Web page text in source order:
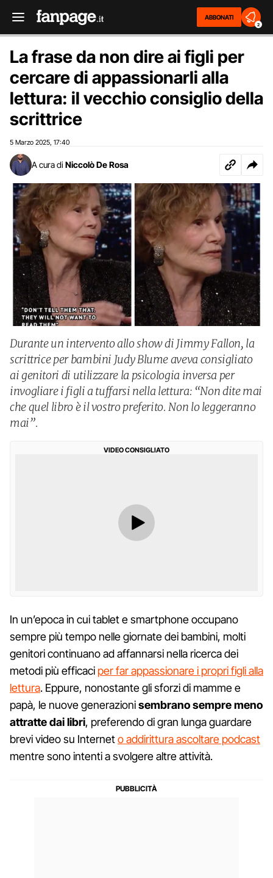
ABBONATI
2
La frase da non dire ai figli per
cercare di appassionarli alla
lettura: il vecchio consiglio della
scrittrice
5 Marzo 2025 17:40
A cura di Niccolò De Rosa
Durante un intervento allo show di Jimmy Fallon, la
scrittrice per bambini Judy Blume aveva consigliato
ai genitori di utilizzare la psicologia inversa per
invogliare i figli a tuffarsi nella lettura: “Non dite mai
che quel libro è il vostro preferito. Non lo leggeranno
mai”.
VIDEO CONSIGLIATO
In un’epoca in cui tablet e smartphone occupano
sempre più tempo nelle giornate dei bambini, molti
genitori continuano ad affannarsi nella ricerca dei
metodi più efficaci per far appassionare i propri figli alla
lettura. Eppure, nonostante gli sforzi di mamme e
papà, le nuove generazionisembrano sempre meno
attratte dai libri, preferendo di gran lunga guardare
brevi video su Interneto addirittura ascoltare podcast
mentre sono intenti a svolgere altre attività.